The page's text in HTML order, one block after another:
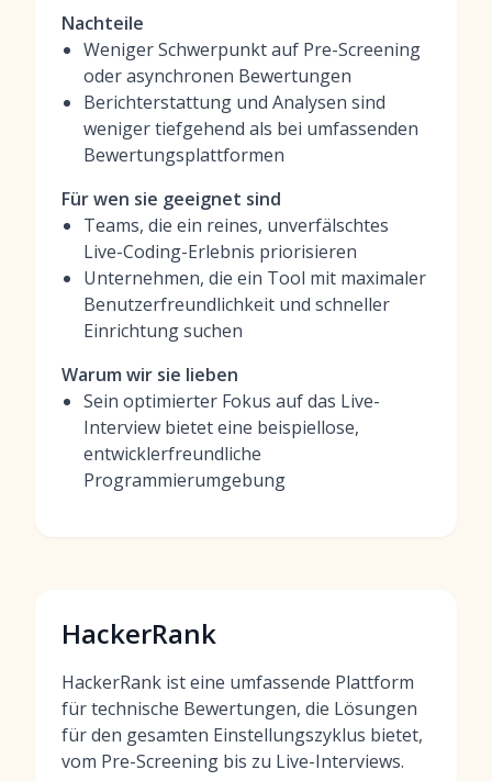
Nachteile
Weniger Schwerpunkt auf Pre-Screening
oder asynchronen Bewertungen
Berichterstattung und Analysen sind
weniger tiefgehend als bei umfassenden
Bewertungsplattformen
Für wen sie geeignet sind
Teams, die ein reines, unverfälschtes
Live-Coding-Erlebnis priorisieren
Unternehmen, die ein Tool mit maximaler
Benutzerfreundlichkeit und schneller
Einrichtung suchen
Warum wir sie lieben
Sein optimierter Fokus auf das Live-
Interview bietet eine beispiellose,
entwicklerfreundliche
Programmierumgebung
HackerRank
HackerRank ist eine umfassende Plattform
für technische Bewertungen, die Lösungen
für den gesamten Einstellungszyklus bietet,
vom Pre-Screening bis zu Live-Interviews.